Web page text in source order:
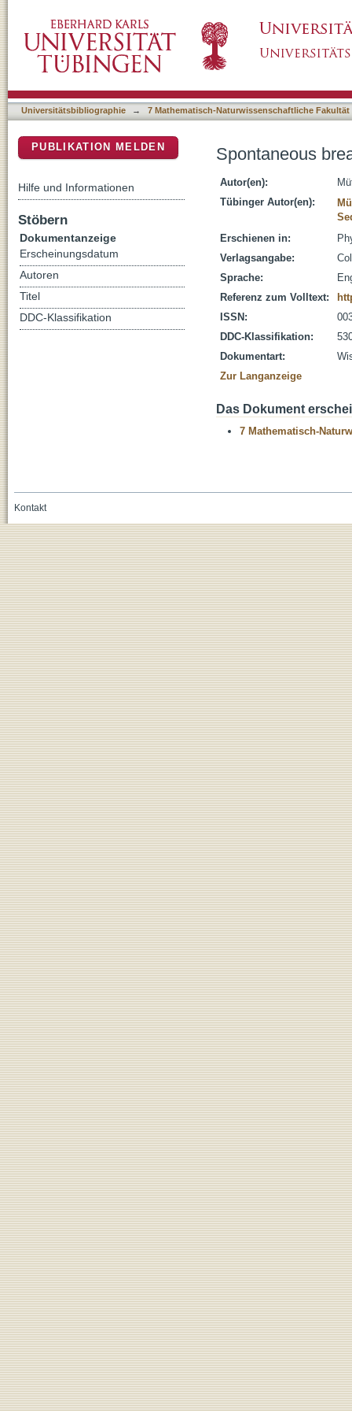
Universitätsbibliographie → 7 Mathematisch-Naturwissenschaftliche Fakultät
Spontaneous
Autor(en):
Tübinger Autor(en):
Erschienen in:
Verlagsangabe:
Sprache:
Referenz zum Volltext:
ISSN:
DDC-Klassifikation:
Dokumentart:
Zur Langanzeige
Das Dokument
7 Mathematisch-
PUBLIKATION MELDEN
Hilfe und Informationen
Stöbern
Dokumentanzeige
Erscheinungsdatum
Autoren
Titel
DDC-Klassifikation
Kontakt